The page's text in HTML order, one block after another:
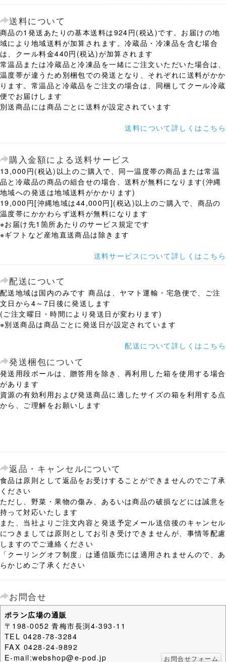
送料について
商品の1発送あたりの基本送料は924円(税込)です。お届けの地
域により地域送料が加算されます。冷蔵品・冷凍品を含む場合
は、クール料金440円(税込)が加算されます
常温品または冷蔵品と冷凍品を一緒にご注文いただいた場合は、
温度帯が違うため別梱包での発送となり、それぞれに送料がかか
ります。常温品と冷蔵品をご注文の場合は、同梱してクール冷蔵
便でお届けします
別送商品には商品ごとに送料が設定されています
送料について詳しくはこちら
購入金額による送料サービス
13,000円(税込)以上のご購入で、同一温度帯の商品または常温
品と冷蔵品の商品の組合せの場合、送料が無料になります(沖縄
地域への発送は地域送料がかかります)
19,000円[沖縄地域は44,000円](税込)以上のご購入で、商品の
温度帯にかかわらず送料が無料になります
※お届け先1箇所あたりのサービス規定です
※ギフトなど産地直送商品は除きます
送料サービスについて詳しくはこちら
配送について
配送地域は国内のみです 商品は、ヤマト運輸・宅急便で、ご注
文日から4～7日後に発送します
(ご注文曜日・時間により発送日が変わります)
※別送商品は商品ごとに発送日が設定されています
配送について詳しくはこちら
発送梱包について
発送用段ボールは、贈答用を除き、再利用した箱を使用する場合
があります
資源の有効利用および発送商品に適したサイズの箱を利用する点
から、ご理解をお願いします
返品・キャンセルについて
食品は原則として返品をお受けすることができませんのでご了承
ください
ただし、野菜・果物の傷み、あるいは商品の破損などには誠意を
持って対応いたします
また、当社よりご注文内容と発送予定メール送信後のキャンセル
につきましては原則としてお引き受けできませんが、事情等配慮
しますのでご連絡ください
「クーリングオフ制度」は通信販売には適用されませんので、あ
らかじめご了承ください
お問合せ
ポラン広場の通販
〒198-0052 青梅市長渕4-393-11
TEL 0428-78-3284
FAX 0428-24-9892
E-mail:webshop@e-pod.jp
お問合せフォーム